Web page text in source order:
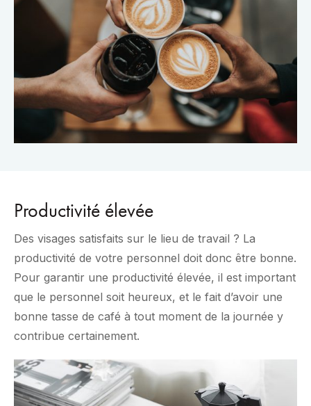
Productivité élevée
Des visages satisfaits sur le lieu de travail ? La
productivité de votre personnel doit donc être bonne.
Pour garantir une productivité élevée, il est important
que le personnel soit heureux, et le fait d’avoir une
bonne tasse de café à tout moment de la journée y
contribue certainement.